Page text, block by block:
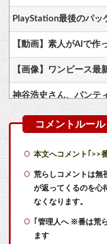
神谷浩史さん、パンテ
【艦これ】天津風の憂
【艦これ】ポニー黒潮
【艦これ】好きな尻を
【艦これ】ママッチャ
本文へコメント｢>>
荒らしコメントは無
が返ってくるのを心
なくなります。
｢管理人へ ※番は荒
ます